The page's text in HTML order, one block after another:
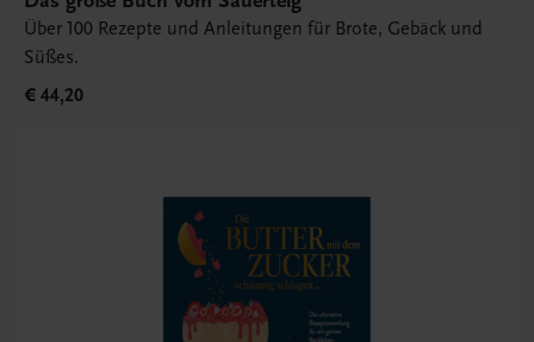
Über 100 Rezepte und Anleitungen für Brote, Gebäck und
Süßes.
€ 44,20